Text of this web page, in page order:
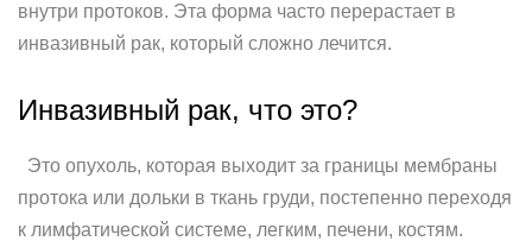
внутри протоков. Эта форма часто перерастает в
инвазивный рак, который сложно лечится.
Инвазивный рак, что это?
Это опухоль, которая выходит за границы мембраны
протока или дольки в ткань груди, постепенно переходя
к лимфатической системе, легким, печени, костям.